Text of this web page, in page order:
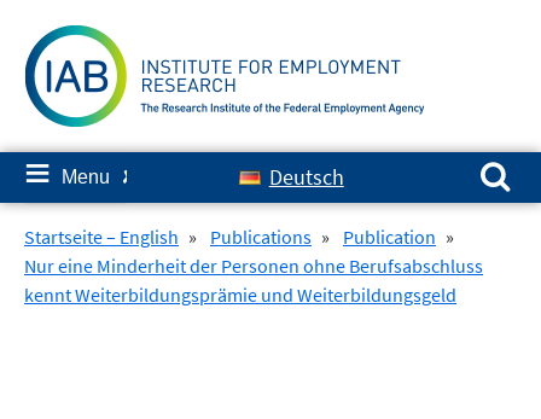
content
≡ Menu ✘ Deutsch
Search for:
Startseite – English » Publications » Publication »
Nur eine Minderheit der Personen ohne Berufsabschluss
kennt Weiterbildungsprämie und Weiterbildungsgeld